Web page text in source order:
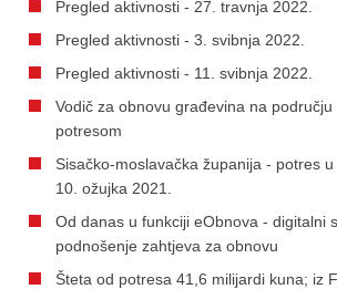
Pregled aktivnosti - 27. travnja 2022.
Pregled aktivnosti - 3. svibnja 2022.
Pregled aktivnosti - 11. svibnja 2022.
Vodič za obnovu građevina na
potresom
Sisačko-moslavačka županija - potres
10. ožujka 2021.
Od danas u funkciji eObnova - digitalni
podnošenje zahtjeva za obnovu
Šteta od potresa 41,6 milijardi kuna; iz